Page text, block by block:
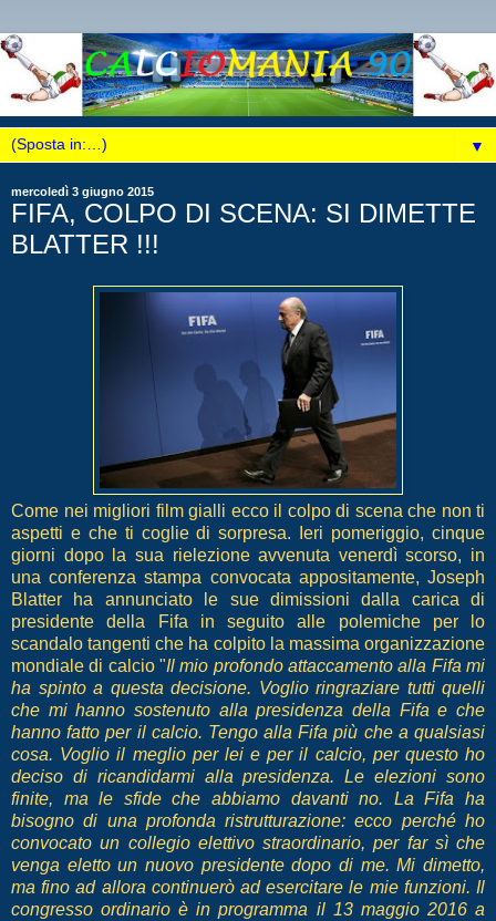
▼
mercoledì 3 giugno 2015
FIFA, COLPO DI SCENA: SI DIMETTE
BLATTER !!!
Come nei migliori film gialli ecco il colpo di scena che non ti
aspetti e che ti coglie di sorpresa. Ieri pomeriggio, cinque
giorni dopo la sua rielezione avvenuta venerdì scorso, in
una conferenza stampa convocata appositamente, Joseph
Blatter ha annunciato le sue dimissioni dalla carica di
presidente della Fifa in seguito alle polemiche per lo
scandalo tangenti che ha colpito la massima organizzazione
mondiale di calcio "Il mio profondo attaccamento alla Fifa mi
ha spinto a questa decisione. Voglio ringraziare tutti quelli
che mi hanno sostenuto alla presidenza della Fifa e che
hanno fatto per il calcio. Tengo alla Fifa più che a qualsiasi
cosa. Voglio il meglio per lei e per il calcio, per questo ho
deciso di ricandidarmi alla presidenza. Le elezioni sono
finite, ma le sfide che abbiamo davanti no. La Fifa ha
bisogno di una profonda ristrutturazione: ecco perché ho
convocato un collegio elettivo straordinario, per far sì che
venga eletto un nuovo presidente dopo di me. Mi dimetto,
ma fino ad allora continuerò ad esercitare le mie funzioni. Il
congresso ordinario è in programma il 13 maggio 2016 a